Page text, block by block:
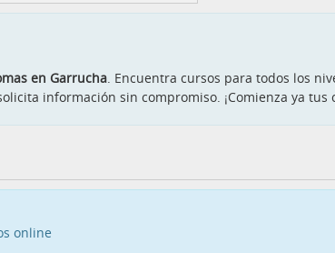
en Garrucha. Encuentra cursos para todos los
información sin compromiso. ¡Comienza ya tus
online